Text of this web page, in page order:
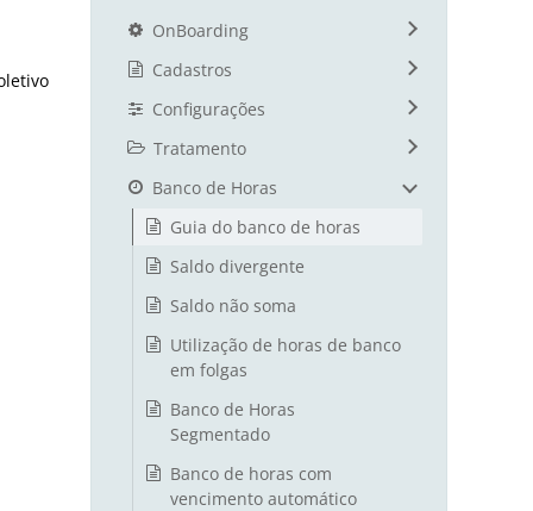
OnBoarding
Cadastros
Configurações
Tratamento
Banco de Horas
Guia do banco de horas
Saldo divergente
Saldo não soma
Utilização de horas de banco
em folgas
Banco de Horas
Segmentado
Banco de horas com
vencimento automático